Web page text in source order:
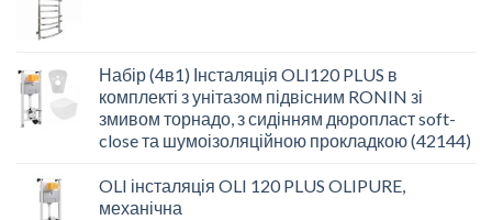
Набір (4в1) Інсталяція OLI120 PLUS в
комплекті з унітазом підвісним RONIN зі
змивом торнадо, з сидінням дюропласт soft-
close та шумоізоляційною прокладкою (42144)
OLI інсталяція OLI 120 PLUS OLIPURE,
механічна